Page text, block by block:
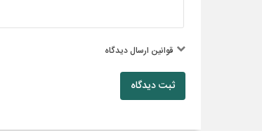
قوانین ارسال دیدگاه
ثبت دیدگاه